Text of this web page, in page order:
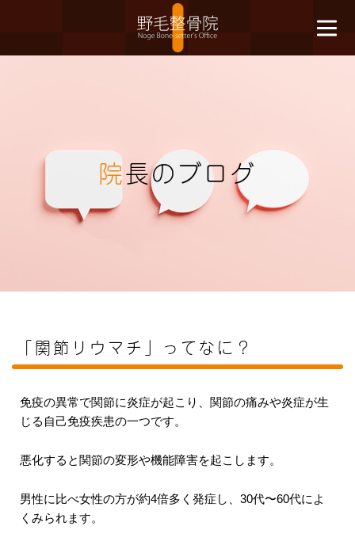
院長のブログ
「関節リウマチ」ってなに？
免疫の異常で関節に炎症が起こり、関節の痛みや炎症が生
じる自己免疫疾患の一つです。
悪化すると関節の変形や機能障害を起こします。
男性に比べ女性の方が約4倍多く発症し、30代〜60代によ
くみられます。